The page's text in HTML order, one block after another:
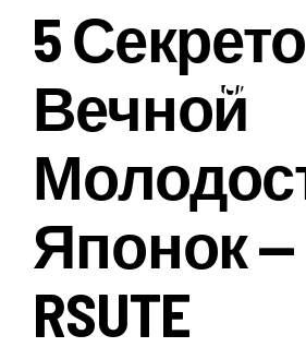
ТЕХНОЛОГИИ
5
Вечной
Японок —
RSUTE